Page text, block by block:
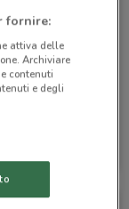
fornire:
attiva delle
Archiviare
contenuti
e degli